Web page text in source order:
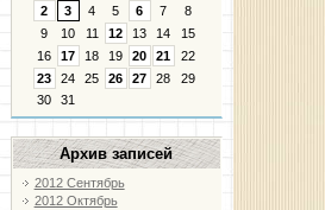
2
3 4 5 6 7
8
9
10 11 12 13 14
15
16
17 18 19 20 21
22
23
24 25 26 27 28
29
30
31
Архив записей
2012 Сентябрь
2012 Октябрь